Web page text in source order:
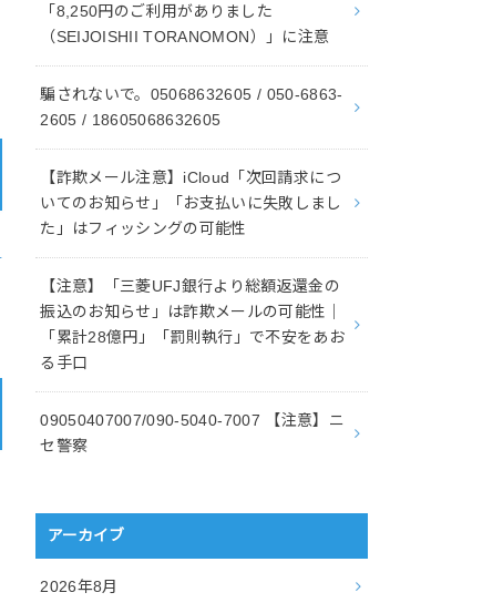
「8,250円のご利用がありました
（SEIJOISHII TORANOMON）」に注意
騙されないで。05068632605 / 050-6863-
2605 / 18605068632605
【詐欺メール注意】iCloud「次回請求につ
いてのお知らせ」「お支払いに失敗しまし
た」はフィッシングの可能性
【注意】「三菱UFJ銀行より総額返還金の
振込のお知らせ」は詐欺メールの可能性｜
「累計28億円」「罰則執行」で不安をあお
る手口
09050407007/090-5040-7007 【注意】ニ
セ警察
アーカイブ
2026年8月